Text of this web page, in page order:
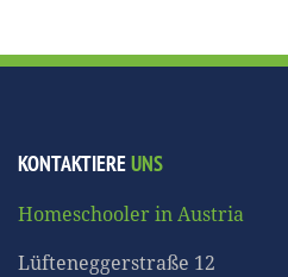
KONTAKTIEREUNS
Homeschooler in Austria
Lüfteneggerstraße 12